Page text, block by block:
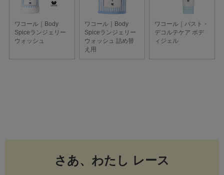
さあ、わたし レース